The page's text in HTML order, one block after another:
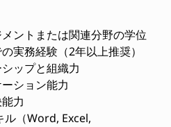
ントまたは関連分野の学位
実務経験（2年以上推奨）
ップと組織力
ション能力
力
ル（Word, Excel,